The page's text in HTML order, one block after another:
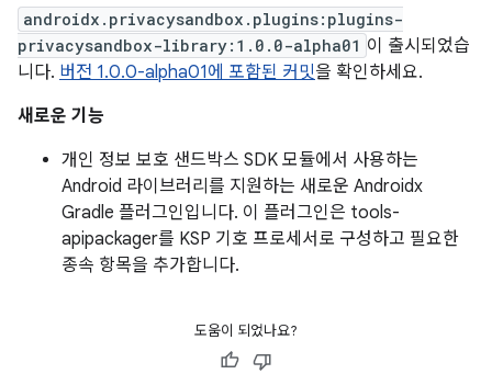
androidx.privacysandbox.plugins:plugins-
privacysandbox-library:1.0.0-alpha01 이 출시되었습
니다. 버전 1.0.0-alpha01에 포함된 커밋을 확인하세요.
새로운 기능
개인 정보 보호 샌드박스 SDK 모듈에서 사용하는
Android 라이브러리를 지원하는 새로운 Androidx
Gradle 플러그인입니다. 이 플러그인은 tools-
apipackager를 KSP 기호 프로세서로 구성하고 필요한
종속 항목을 추가합니다.
도움이 되었나요?